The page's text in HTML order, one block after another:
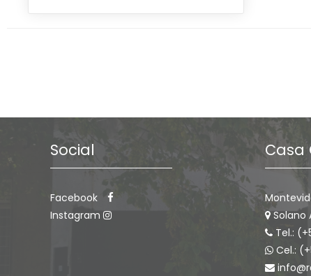
Social
Facebook
Instagram
Casa
Solano
Tel.:
Cel.: